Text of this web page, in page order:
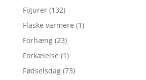
Figurer (132)
Flaske varmere (1)
Forhæng (23)
Forkælelse (1)
Fødselsdag (73)